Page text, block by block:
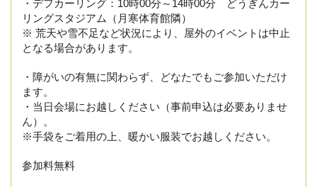
・デフカーリング：10時00分～14時00分　どうぎんカー
リングスタジアム（月寒体育館隣）
※ 荒天や雪不足など状況により、屋外のイベントは中止
となる場合があります。
・障がいの有無に関わらず、どなたでもご参加いただけ
ます。
・当日会場にお越しください（事前申込は必要ありませ
ん）。
※手袋をご着用の上、暖かい服装でお越しください。
参加料無料